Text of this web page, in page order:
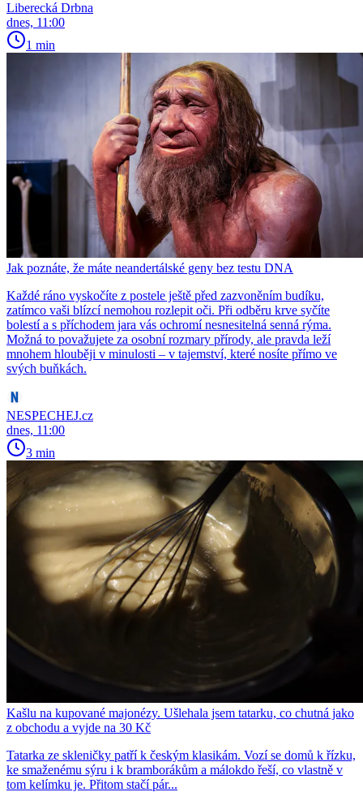
Liberecká Drbna
dnes, 11:00
1 min
Jak poznáte, že máte neandertálské geny bez testu DNA
Každé ráno vyskočíte z postele ještě před zazvoněním budíku,
zatímco vaši blízcí nemohou rozlepit oči. Při odběru krve syčíte
bolestí a s příchodem jara vás ochromí nesnesitelná senná rýma.
Možná to považujete za osobní rozmary přírody, ale pravda leží
mnohem hlouběji v minulosti – v tajemství, které nosíte přímo ve
svých buňkách.
NESPECHEJ.cz
dnes, 11:00
3 min
Kašlu na kupované majonézy. Ušlehala jsem tatarku, co chutná jako
z obchodu a vyjde na 30 Kč
Tatarka ze skleničky patří k českým klasikám. Vozí se domů k řízku,
ke smaženému sýru i k bramborákům a málokdo řeší, co vlastně v
tom kelímku je. Přitom stačí pár...